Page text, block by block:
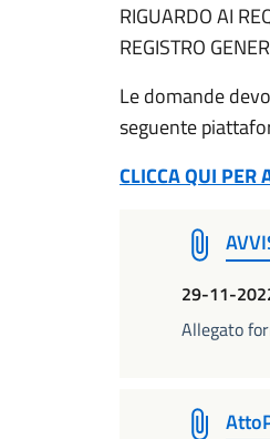
RIGUARDO AI
REGISTRO
Le domande
seguente
CLICCA QUI PER
29-11-
Allegato